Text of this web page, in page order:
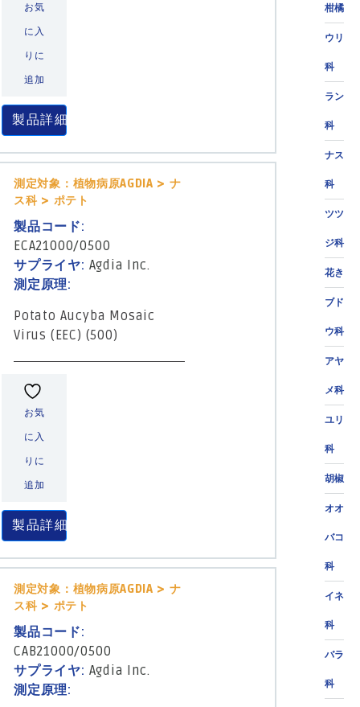
柑橘
ウリ
科
ラン
科
ナス
科
ツツ
ジ科
花き
ブド
ウ科
アヤ
メ科
ユリ
科
胡椒
オオ
バコ
科
イネ
科
バラ
科
お気
に入
りに
追加
製品詳細
測定対象：植物病原AGDIA > ナ
ス科 > ポテト
製品コード:
ECA21000/0500
サプライヤ: Agdia Inc.
測定原理:
Potato Aucyba Mosaic
Virus (EEC) (500)
お気
に入
りに
追加
製品詳細
測定対象：植物病原AGDIA > ナ
ス科 > ポテト
製品コード:
CAB21000/0500
サプライヤ: Agdia Inc.
測定原理: